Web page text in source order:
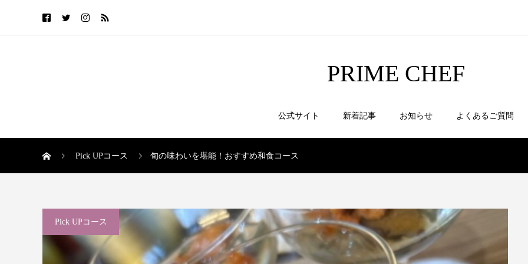
PRIME CHEF
公式サイト 新着記事 お知らせ よくあるご質問
Pick UPコース 旬の味わいを堪能！おすすめ和食コース
Pick UPコース